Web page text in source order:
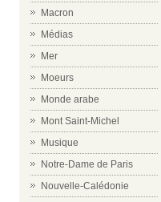
Macron
Médias
Mer
Moeurs
Monde arabe
Mont Saint-Michel
Musique
Notre-Dame de Paris
Nouvelle-Calédonie